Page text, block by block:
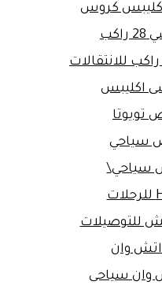
كروس
اكليبس
تويوتا
سياحي
سياحي\
للتوصيلات
اتش وان
وان سياحى